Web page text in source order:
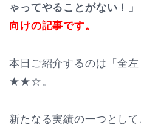
ゃってやることがない！」
向けの記事です。
本日ご紹介するのは「全
★★☆。
新たなる実績の一つとして